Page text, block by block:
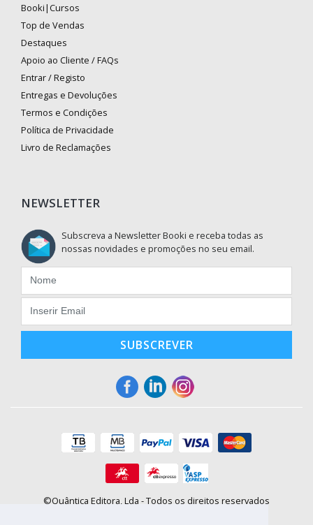
Booki|Cursos
Top de Vendas
Destaques
Apoio ao Cliente / FAQs
Entrar / Registo
Entregas e Devoluções
Termos e Condições
Política de Privacidade
Livro de Reclamações
NEWSLETTER
Subscreva a Newsletter Booki e receba todas as
nossas novidades e promoções no seu email.
SUBSCREVER
©Quântica Editora, Lda - Todos os direitos reservados